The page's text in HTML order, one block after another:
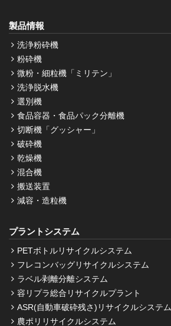
製品情報
洗浄粉砕機
粉砕機
微粉・細粒機「ミリテン」
洗浄脱水機
選別機
食品容器・食品パック分離機
切断機「グッシャー」
破砕機
乾燥機
混合機
搬送装置
減容・造粒機
プラントシステム
PETボトルリサイクルシステム
フレコンバッグリサイクルシステム
ラベル剥離分離システム
容リプラ総合リサイクルプラント
ASR(自動車破砕残さ)リサイクルシステム
農ポリリサイクルシステム